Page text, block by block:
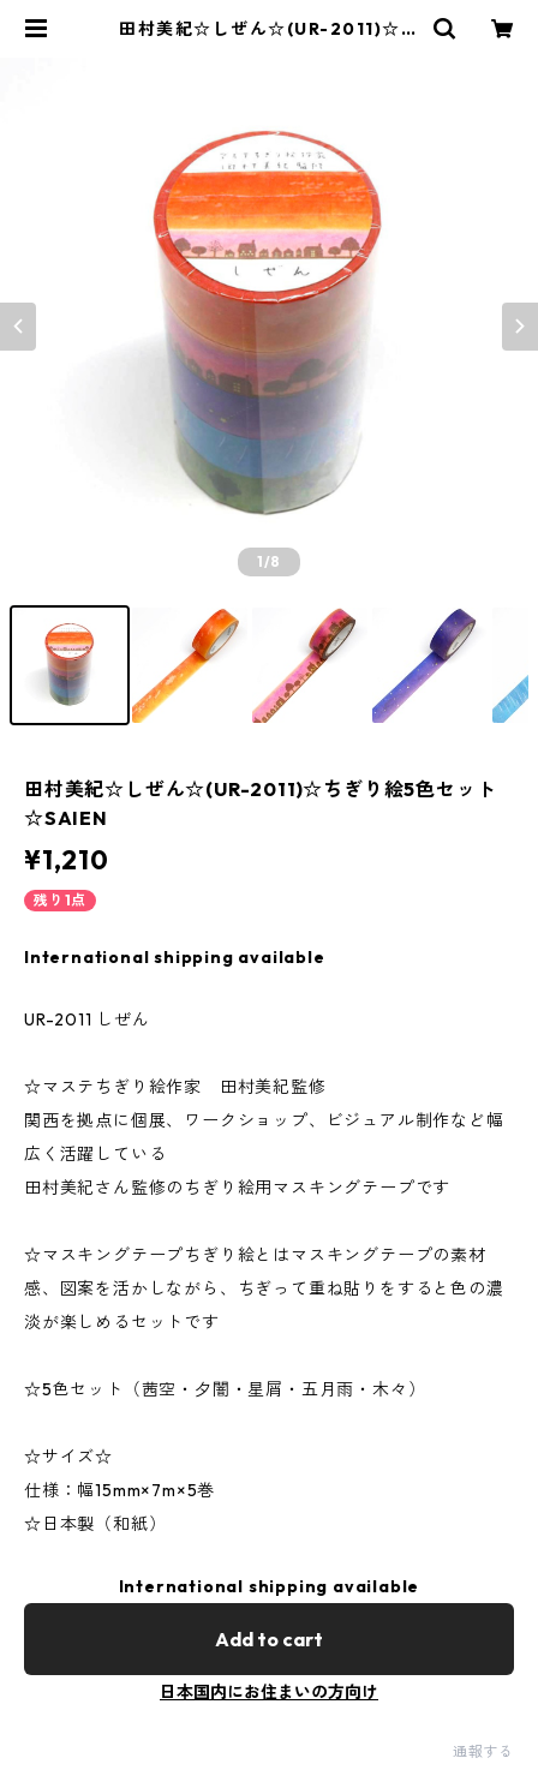
田村美紀☆しぜん☆(UR-2011)☆ち
1/8
田村美紀☆しぜん☆(UR-2011)☆ちぎり絵5色セット
☆SAIEN
¥1,210
残り1点
International shipping available
UR-2011 しぜん
☆マステちぎり絵作家 田村美紀監修
関西を拠点に個展、ワークショップ、ビジュアル制作など幅
広く活躍している
田村美紀さん監修のちぎり絵用マスキングテープです
☆マスキングテープちぎり絵とはマスキングテープの素材
感、図案を活かしながら、ちぎって重ね貼りをすると色の濃
淡が楽しめるセットです
☆5色セット（茜空・夕闇・星屑・五月雨・木々）
☆サイズ☆
仕様：幅15mm×7m×5巻
☆日本製（和紙）
International shipping available
Add to cart
日本国内にお住まいの方向け
通報する